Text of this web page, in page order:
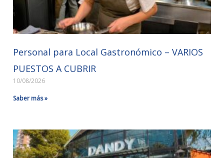
Personal para Local Gastronómico – VARIOS
PUESTOS A CUBRIR
10/08/2026
Saber más »